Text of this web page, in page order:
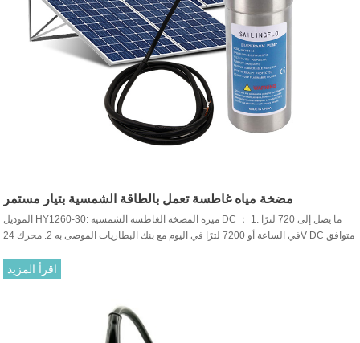
مضخة مياه غاطسة تعمل بالطاقة الشمسية بتيار مستمر
الموديل HY1260-30: ميزة المضخة الغاطسة الشمسية DC ： 1. ما يصل إلى 720 لترًا
في الساعة أو 7200 لترًا في اليوم مع بنك البطاريات الموصى به 2. محرك 24V DC متوافق
الحمضية
اقرأ المزيد